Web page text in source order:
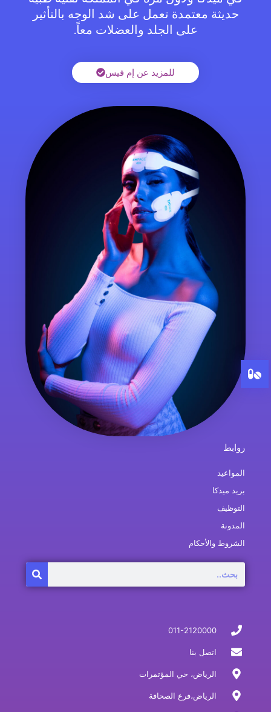
حديثة معتمدة تعمل على شد الوجه بالتأثير
على الجلد والعضلات معاً.
للمزيد عن إم فيس
011-2120000
اتصل بنا
الرياض، حي المؤتمرات
الرياض،فرع الصحافة
روابط
المواعيد
بريد ميدكا
التوظيف
المدونة
الشروط والأحكام